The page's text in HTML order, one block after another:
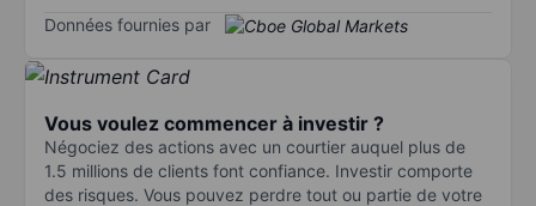
Données fournies par
Vous voulez commencer à investir ?
Négociez des actions avec un courtier auquel plus de
1.5 millions de clients font confiance. Investir comporte
des risques. Vous pouvez perdre tout ou partie de votre